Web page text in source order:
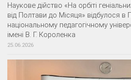
Наукове дійство «На орбіті
від Полтави до Місяця» відбулося
національному педагогічному
імені В. Г. Короленка
25.06.2026